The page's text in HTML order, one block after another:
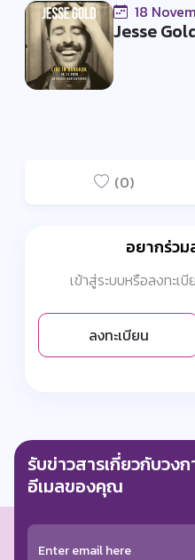
18
Jesse
(0)
อยากร่ว
เข้าสู่ระบบหรือลงทะเ
ลงทะเบียน
รับข่าวสารเกี่ยวกับวง
อีเมลของคุณ